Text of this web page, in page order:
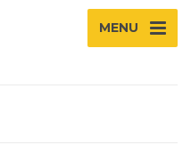
MENU